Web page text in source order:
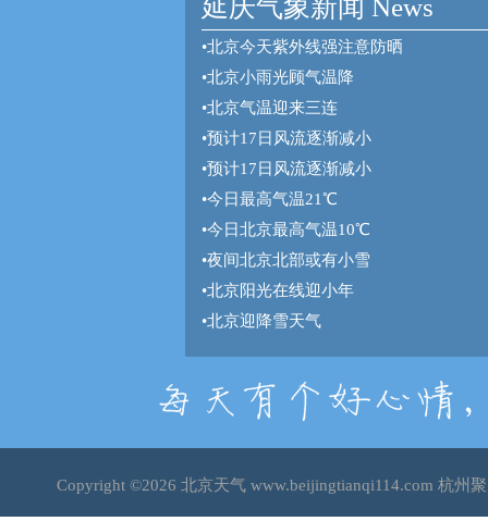
延庆气象新闻 News
•北京今天紫外线强注意防晒
•北京小雨光顾气温降
•北京气温迎来三连
•预计17日风流逐渐减小
•预计17日风流逐渐减小
•今日最高气温21℃
•今日北京最高气温10℃
•夜间北京北部或有小雪
•北京阳光在线迎小年
•北京迎降雪天气
Copyright ©2026 北京天气www.beijingtianqi114.com 杭州